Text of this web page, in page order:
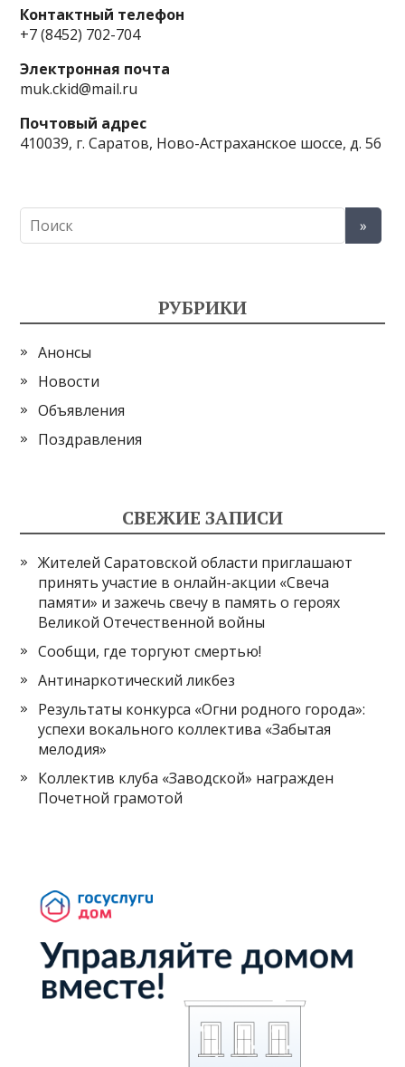
Контактный телефон
+7 (8452) 702-704
Электронная почта
muk.ckid@mail.ru
Почтовый адрес
410039, г. Саратов, Ново-Астраханское шоссе, д. 56
РУБРИКИ
Анонсы
Новости
Объявления
Поздравления
СВЕЖИЕ ЗАПИСИ
Жителей Саратовской области приглашают
принять участие в онлайн-акции «Свеча
памяти» и зажечь свечу в память о героях
Великой Отечественной войны
Сообщи, где торгуют смертью!
Антинаркотический ликбез
Результаты конкурса «Огни родного города»:
успехи вокального коллектива «Забытая
мелодия»
Коллектив клуба «Заводской» награжден
Почетной грамотой